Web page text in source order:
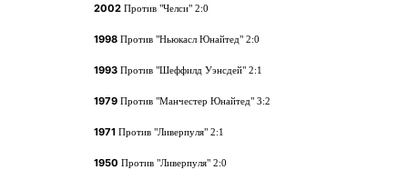
2002 Против "Челси" 2:0
1998 Против "Ньюкасл Юнайтед" 2:0
1993 Против "Шеффилд Уэнсдей" 2:1
1979 Против "Манчестер Юнайтед" 3:2
1971 Против "Ливерпуля" 2:1
1950 Против "Ливерпуля" 2:0